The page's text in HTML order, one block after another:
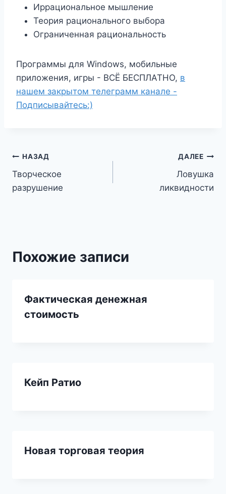
Иррациональное мышление
Теория рационального выбора
Ограниченная рациональность
Программы для Windows, мобильные
приложения, игры - ВСЁ БЕСПЛАТНО, в
нашем закрытом телеграмм канале -
Подписывайтесь:)
Навигация
по
НАЗАД
Творческое
разрушение
ДАЛЕЕ
Ловушка
ликвидности
Похожие записи
Фактическая денежная
стоимость
Кейп Ратио
Новая торговая теория